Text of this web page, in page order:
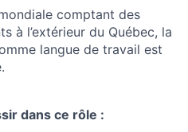
comptant des
à l’extérieur du Québec, la
langue de travail est
dans ce rôle :